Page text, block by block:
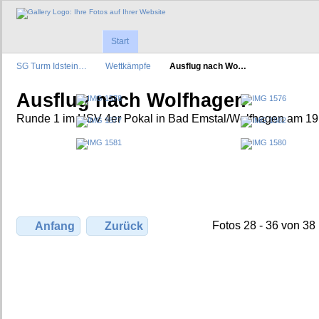
Start
SG Turm Idstein… Wettkämpfe Ausflug nach Wo…
Ausflug nach Wolfhagen
Runde 1 im HSV 4er Pokal in Bad Emstal/Wolfhagen am
Anfang Zurück Fotos 28 - 36 von 38